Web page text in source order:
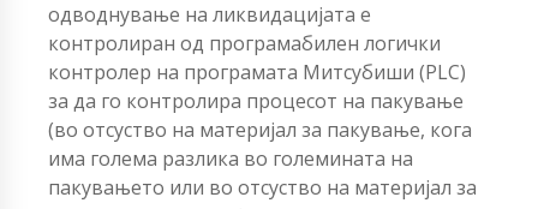
одводнување на ликвидацијата е
контролиран од програмабилен логички
контролер на програмата Митсубиши (PLC)
за да го контролира процесот на пакување
(во отсуство на материјал за пакување, кога
има голема разлика во големината на
пакувањето или во отсуство на материјал за